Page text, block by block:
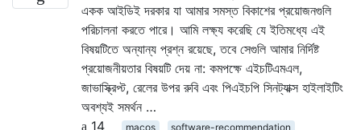
একক আইডিই দরকার যা আমার সমস্ত বিকাশের প্রয়োজনগুলি
পরিচালনা করতে পারে। আমি লক্ষ্য করেছি যে ইতিমধ্যে এই
বিষয়টিতে অন্যান্য প্রশ্ন রয়েছে, তবে সেগুলি আমার নির্দিষ্ট
প্রয়োজনীয়তার বিষয়টি দেয় না: কমপক্ষে এইচটিএমএল,
জাভাস্ক্রিপ্ট, রেলের উপর রুবি এবং পিএইচপি সিনট্যাক্স হাইলাইটিং
অবশ্যই সমর্থন …
14
macos
software-recommendation